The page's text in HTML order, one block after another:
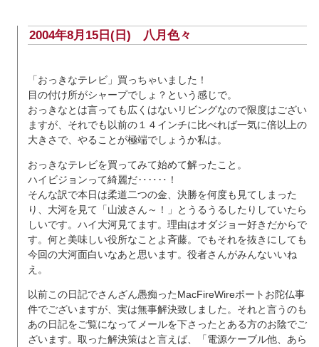
2004年8月15日(日) 八月色々
「おっきなテレビ」買っちゃいました！
目の付け所がシャープでしょ？という感じで。
おっきなとは言っても広くはないリビングなので限度はござい
ますが、それでも以前の１４インチに比べれば一気に倍以上の
大きさで、やることが極端でしょうか私は。
おっきなテレビを買ってみて始めて解ったこと。
ハイビジョンって綺麗だ‥‥‥！
そんな訳で本日は柔道二つの金、決勝を何度も見てしまった
り、大河を見て「山波さん～！」とうるうるしたりしていたら
しいです。ハイ大河見てます。理由はオダジョー好きだからで
す。何と美味しい役所なことよ斉藤。でもそれを抜きにしても
今回の大河面白いなあと思います。役者さんがみんないいね
え。
以前この日記でさんざん愚痴ったMacFireWireポートお陀仏事
件でございますが、実は無事解決致しました。それと言うのも
あの日記をご覧になってメールを下さったとある方のお陰でご
ざいます。取った解決策はと言えば、「電源ケーブル他、あら